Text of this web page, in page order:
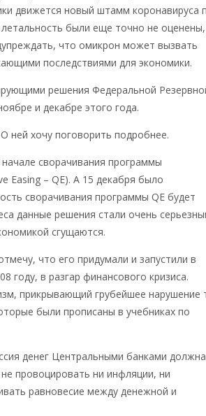
движется новый штамм коронавируса
были еще точно не
что омикрон может вызвать
последствиями для экономики.
решения Федеральной
и декабре этого года.
ней хочу поговорить подробнее.
сворачивания программы
Easing – QE). А 15 декабря было
сворачивания программы QE будет
данные решения стали очень
сгущаются.
что его придумали и запустили в
в разгар финансового кризиса.
прикрывающий грубейшее нарушение
были прописаны в учебниках по
денег Центральными банками должна
провоцировать ни инфляции, ни
равновесие между денежной и